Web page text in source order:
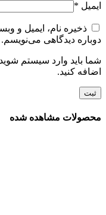
ایمیل *
ذخیره نام، ایمیل و
دوباره دیدگاهی می‌نویسم.
شما باید وارد سیستم
اضافه کنید.
محصولات مشاهده شده